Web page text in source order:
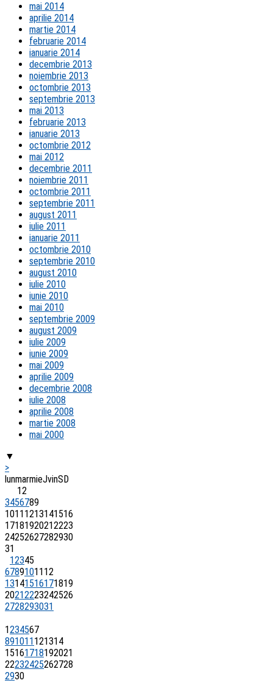
mai 2014
aprilie 2014
martie 2014
februarie 2014
ianuarie 2014
decembrie 2013
noiembrie 2013
octombrie 2013
septembrie 2013
mai 2013
februarie 2013
ianuarie 2013
octombrie 2012
mai 2012
decembrie 2011
noiembrie 2011
octombrie 2011
septembrie 2011
august 2011
iulie 2011
ianuarie 2011
octombrie 2010
septembrie 2010
august 2010
iulie 2010
iunie 2010
mai 2010
septembrie 2009
august 2009
iulie 2009
iunie 2009
mai 2009
aprilie 2009
decembrie 2008
iulie 2008
aprilie 2008
martie 2008
mai 2000
▼
>
lunmarmieJvinS D
12
3456789
1011 1213141516
17181920212223
24252627282930
31
12345
67891011 12
13141516171819
20212223242526
2728293031
1234567
891011 121314
15161718192021
22232425262728
2930